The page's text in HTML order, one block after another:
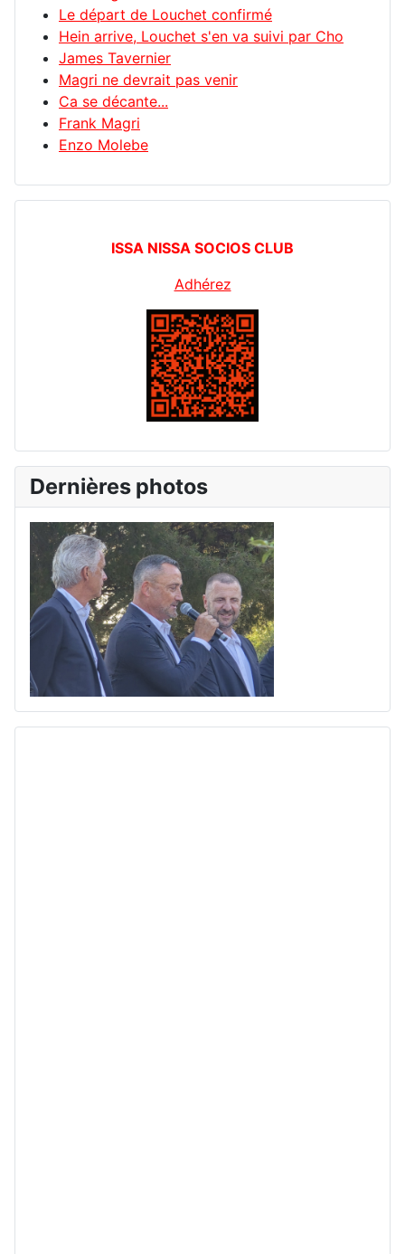
Le départ de Louchet confirmé
Hein arrive, Louchet s'en va suivi par Cho
James Tavernier
Magri ne devrait pas venir
Ca se décante...
Frank Magri
Enzo Molebe
ISSA NISSA SOCIOS CLUB
Adhérez
Dernières photos